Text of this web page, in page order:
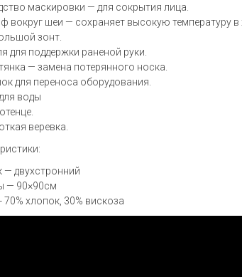
маскировки — для сокрытия лица.
вокруг шеи — сохраняет высокую температуру
зонт.
для поддержки раненой руки.
— замена потерянного носка.
для переноса оборудования.
воды
веревка.
— двухстронний
— 90×90см
70% хлопок, 30% вискоза